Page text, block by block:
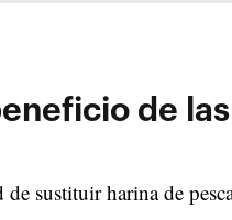
de
sustituir harina de